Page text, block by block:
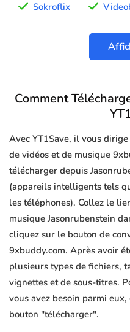
Sokroflix
Comment
Avec YT1Save, il vous
de vidéos et de musique
télécharger depuis
(appareils intelligents tels
les téléphones). Collez le
musique Jasonrubenstein
cliquez sur le bouton de
9xbuddy.com. Après avoir
plusieurs types de fichiers,
vignettes et de sous-titres.
vous avez besoin parmi
bouton "télécharger".